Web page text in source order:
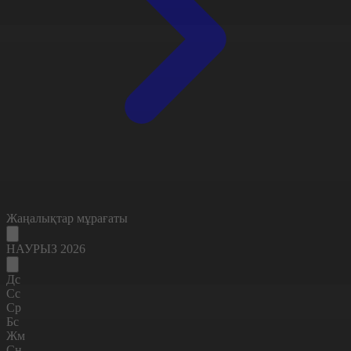
Жаңалықтар мұрағаты
НАУРЫЗ 2026
Дс
Сс
Ср
Бс
Жм